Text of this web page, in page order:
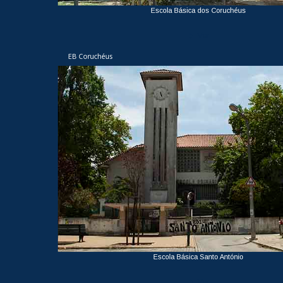
Escola Básica dos Coruchéus
EB Coruchéus
Escola Básica Santo António